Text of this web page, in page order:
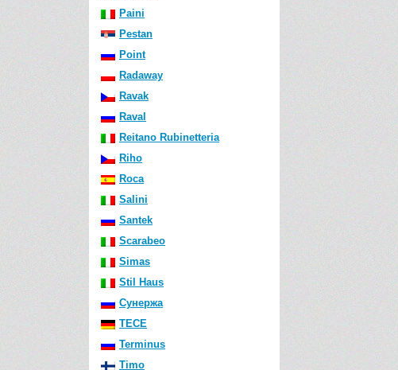
Paini
Pestan
Point
Radaway
Ravak
Raval
Reitano Rubinetteria
Riho
Roca
Salini
Santek
Scarabeo
Simas
Stil Haus
Сунержа
TECE
Terminus
Timo